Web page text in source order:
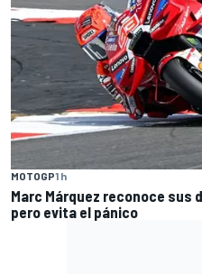
MOTOGP1 h
Marc Márquez reconoce
pero evita el pánico